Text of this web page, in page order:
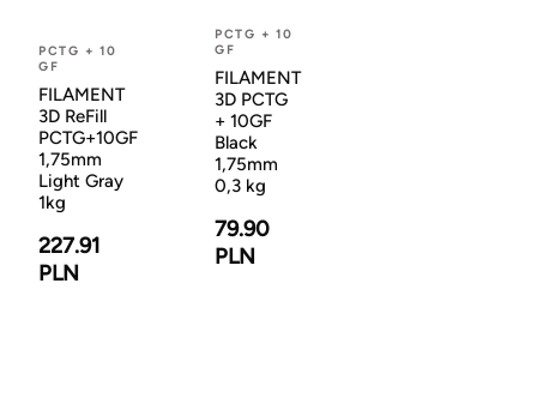
PCTG + 10
GF
FILAMENT
3D ReFill
PCTG+10GF
1,75mm
Light Gray
1kg
227.91
PLN
PCTG + 10
GF
FILAMENT
3D PCTG
+ 10GF
Black
1,75mm
0,3 kg
79.90
PLN